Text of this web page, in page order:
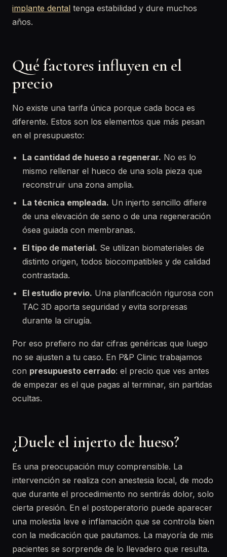
implante dental tenga estabilidad y dure muchos
años.
Qué factores influyen en el
precio
No existe una tarifa única porque cada boca es
diferente. Estos son los elementos que más pesan
en el presupuesto:
La cantidad de hueso a regenerar. No es lo
mismo rellenar el hueco de una sola pieza que
reconstruir una zona amplia.
La técnica empleada. Un injerto sencillo difiere
de una elevación de seno o de una regeneración
ósea guiada con membranas.
El tipo de material. Se utilizan biomateriales de
distinto origen, todos biocompatibles y de calidad
contrastada.
El estudio previo. Una planificación rigurosa con
TAC 3D aporta seguridad y evita sorpresas
durante la cirugía.
Por eso prefiero no dar cifras genéricas que luego
no se ajusten a tu caso. En P&P Clinic trabajamos
con presupuesto cerrado: el precio que ves antes
de empezar es el que pagas al terminar, sin partidas
ocultas.
¿Duele el injerto de hueso?
Es una preocupación muy comprensible. La
intervención se realiza con anestesia local, de modo
que durante el procedimiento no sentirás dolor, solo
cierta presión. En el postoperatorio puede aparecer
una molestia leve e inflamación que se controla bien
con la medicación que pautamos. La mayoría de mis
pacientes se sorprende de lo llevadero que resulta.